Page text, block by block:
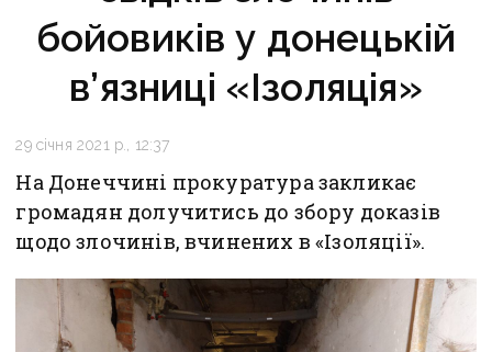
бойовиків у донецькій
в’язниці «Ізоляція»
29 січня 2021 р., 12:37
На Донеччині прокуратура закликає
громадян долучитись до збору доказів
щодо злочинів, вчинених в «Ізоляції».